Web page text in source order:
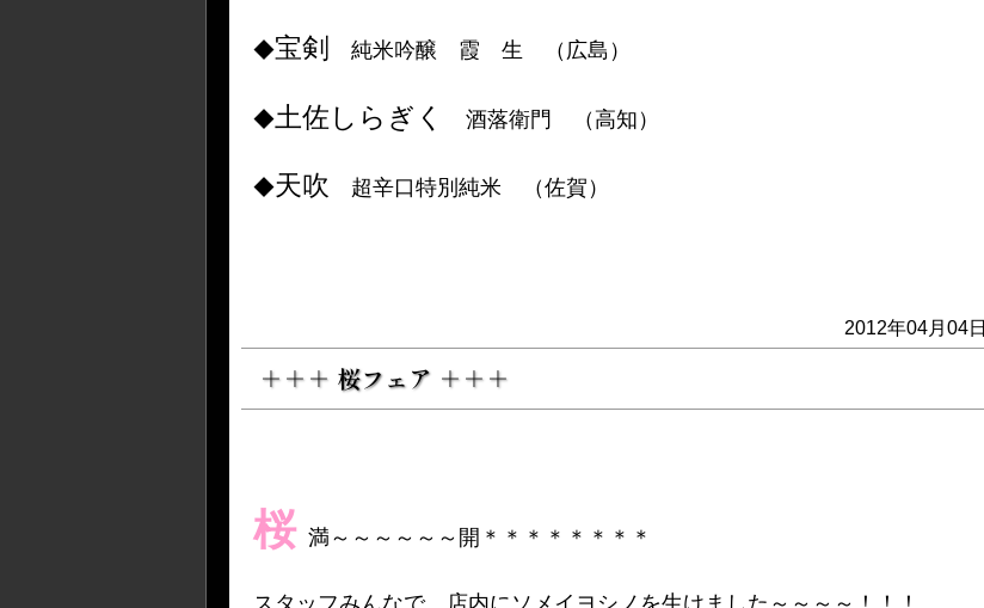
◆宝剣 純米吟醸 霞 生 （広島）
◆土佐しらぎく 酒落衛門 （高知）
◆天吹 超辛口特別純米 （佐賀）
2012年04月04日
＋＋＋ 桜フェア ＋＋＋
桜 満～～～～～～開＊＊＊＊＊＊＊＊